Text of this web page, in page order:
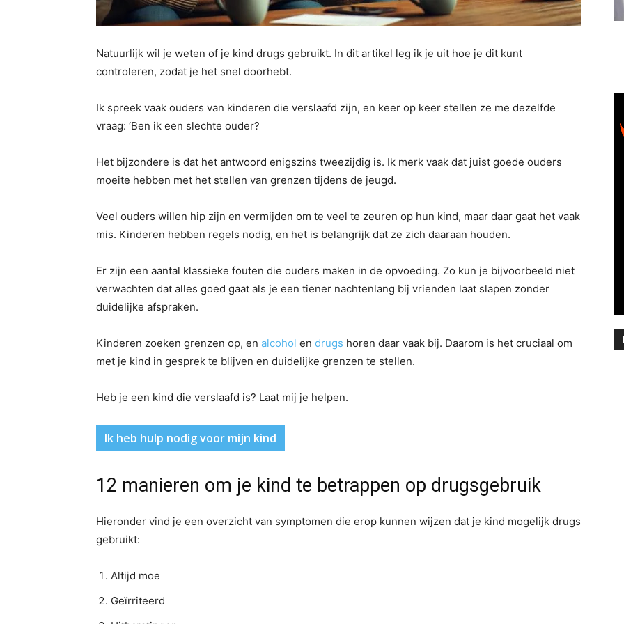
Natuurlijk wil je weten of je kind drugs gebruikt. In dit artikel leg ik je uit hoe je dit kunt
controleren, zodat je het snel doorhebt.
Ik spreek vaak ouders van kinderen die verslaafd zijn, en keer op keer stellen ze me dezelfde
vraag: ‘Ben ik een slechte ouder?
Het bijzondere is dat het antwoord enigszins tweezijdig is. Ik merk vaak dat juist goede ouders
moeite hebben met het stellen van grenzen tijdens de jeugd.
Veel ouders willen hip zijn en vermijden om te veel te zeuren op hun kind, maar daar gaat het vaak
mis. Kinderen hebben regels nodig, en het is belangrijk dat ze zich daaraan houden.
Er zijn een aantal klassieke fouten die ouders maken in de opvoeding. Zo kun je bijvoorbeeld niet
verwachten dat alles goed gaat als je een tiener nachtenlang bij vrienden laat slapen zonder
duidelijke afspraken.
Kinderen zoeken grenzen op, en alcohol en drugs horen daar vaak bij. Daarom is het cruciaal om
met je kind in gesprek te blijven en duidelijke grenzen te stellen.
Heb je een kind die verslaafd is? Laat mij je helpen.
Ik heb hulp nodig voor mijn kind
12 manieren om je kind te betrappen op drugsgebruik
Hieronder vind je een overzicht van symptomen die erop kunnen wijzen dat je kind mogelijk drugs
gebruikt:
Altijd moe
Geïrriteerd